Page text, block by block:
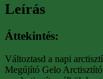
Leírás
Áttekintés:
Változtasd a napi
Megújító Gelo Arctisztító